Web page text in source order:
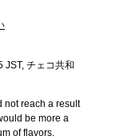
JST, チェコ共和
not reach a result
be more a
of flavors.